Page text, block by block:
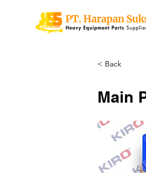
< Back
Main